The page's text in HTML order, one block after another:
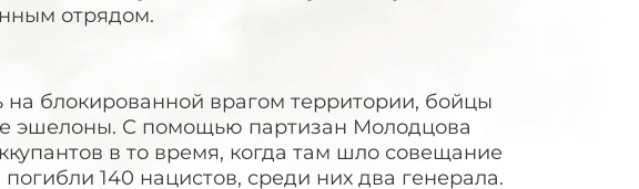
отрядом.
на блокированной врагом территории, бойцы
эшелоны. С помощью партизан Молодцова
в то время, когда там шло совещание
140 нацистов, среди них два генерала.